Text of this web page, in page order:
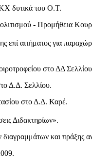
δυτικά του Ο.Τ.
- Προμήθεια
αιτήματος για
στο ΔΔ
Δ.Δ. Σελλίου.
στο Δ.Δ. Καρέ.
Διδακτηρίων».
και πράξης